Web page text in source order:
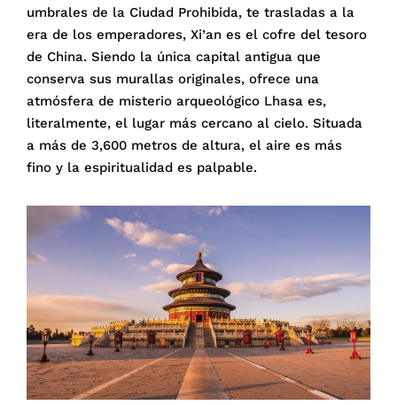
umbrales de la Ciudad Prohibida, te trasladas a la
era de los emperadores, Xi’an es el cofre del tesoro
de China. Siendo la única capital antigua que
conserva sus murallas originales, ofrece una
atmósfera de misterio arqueológico Lhasa es,
literalmente, el lugar más cercano al cielo. Situada
a más de 3,600 metros de altura, el aire es más
fino y la espiritualidad es palpable.